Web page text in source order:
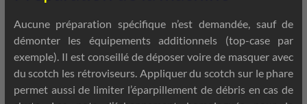
Aucune préparation spécifique n’est demandée, sauf de
démonter les équipements additionnels (top-case par
exemple). Il est conseillé de déposer voire de masquer avec
du scotch les rétroviseurs. Appliquer du scotch sur le phare
permet aussi de limiter l’éparpillement de débris en cas de